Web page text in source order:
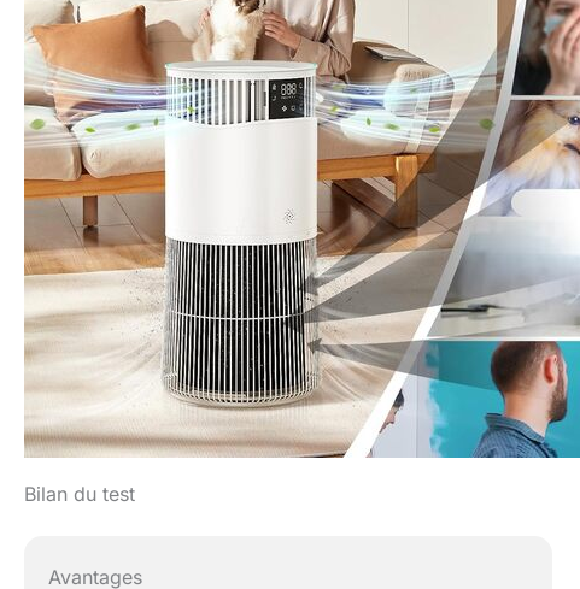
Bilan du test
Avantages